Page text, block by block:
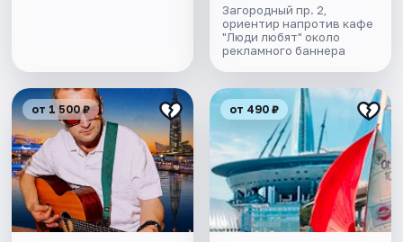
Загородный пр. 2,
ориентир напротив кафе
"Люди любят" около
рекламного баннера
от 1 500 ₽ от 490 ₽